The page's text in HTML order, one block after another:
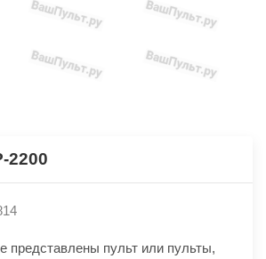
2200
представлены пульт или пульты,